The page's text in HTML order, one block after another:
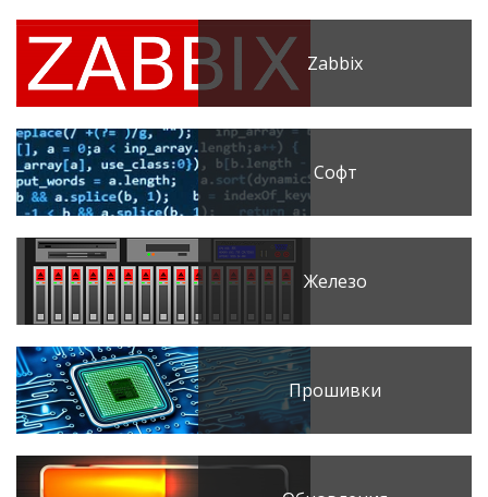
Zabbix
Софт
Железо
Прошивки